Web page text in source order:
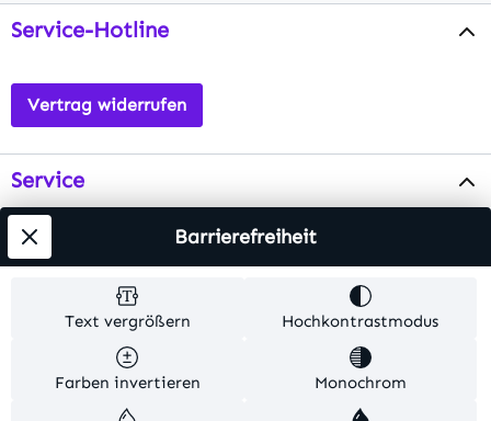
Service-Hotline
Vertrag widerrufen
Service
Info
Alle Preise inkl. gesetzl. Mehrwertsteuer zzgl.
Versandkosten . Alle Artikelangaben sind
Herstellerangaben und ohne Gewähr.
Text vergrößern Hochkontrastmodus
Farben invertieren Monochrom
Barrierefreiheit